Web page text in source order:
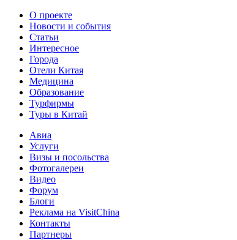
О проекте
Новости и события
Статьи
Интересное
Города
Отели Китая
Медицина
Образование
Турфирмы
Туры в Китай
Авиа
Услуги
Визы и посольства
Фотогалереи
Видео
Форум
Блоги
Реклама на VisitChina
Контакты
Партнеры